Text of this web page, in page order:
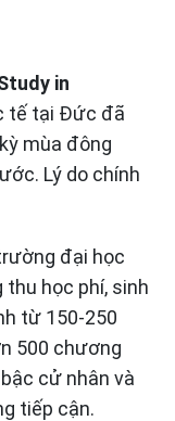
in
tế tại Đức đã
mùa đông
Lý do chính
đại học
học phí, sinh
từ 150-250
500 chương
cử nhân và
tiếp cận.